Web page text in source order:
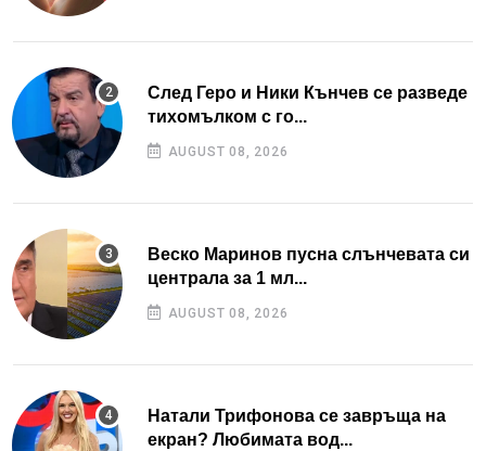
След Геро и Ники Кънчев се разведе
тихомълком с го...
AUGUST 08, 2026
Веско Маринов пусна слънчевата си
централа за 1 мл...
AUGUST 08, 2026
Натали Трифонова се завръща на
екран? Любимата вод...